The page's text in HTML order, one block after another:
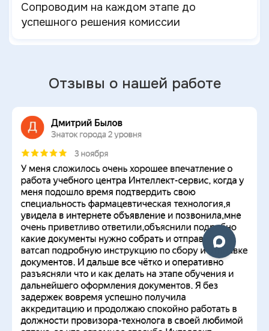
Сопроводим на каждом этапе до
успешного решения комиссии
Отзывы о нашей работе